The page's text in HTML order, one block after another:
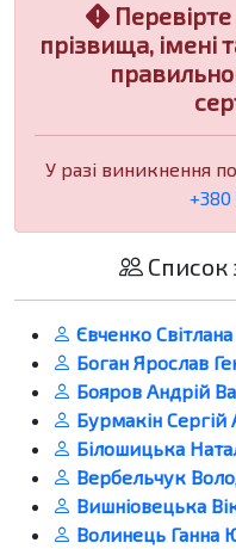
прізвища, імені
У разі виникнення
+380
Список
Євченко
Боган Ярослав
Бояров Андрій
Бурмакін Сергій
Білошицька
Вербельчук
Вишніовецька
Волинець Ганна